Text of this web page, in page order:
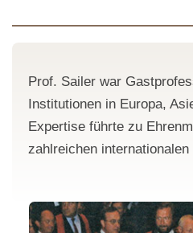
Prof. Sailer war
Institutionen in Europa,
Expertise führte zu
zahlreichen